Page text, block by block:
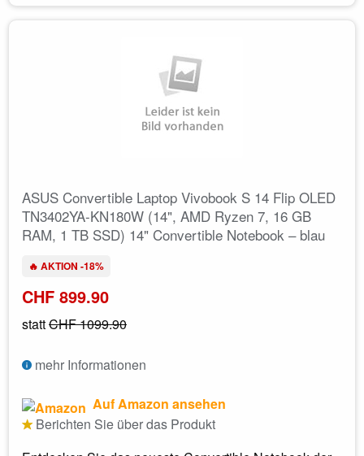
ASUS Convertible Laptop Vivobook S 14 Flip OLED
TN3402YA-KN180W (14", AMD Ryzen 7, 16 GB
RAM, 1 TB SSD) 14" Convertible Notebook – blau
🔥 AKTION -18%
CHF 899.90
stattCHF 1099.90
mehr Informationen
Auf Amazon ansehen
Berichten Sie über das Produkt